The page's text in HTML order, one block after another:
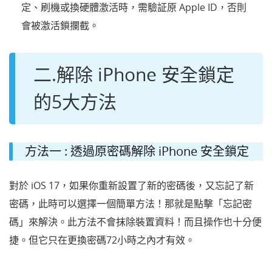
定、刷機或換硬體激活時，需驗証原 Apple ID，否則
會被激活鎖攔截。
二.解除 iPhone 安全鎖定
的5大方法
方法一 : 透過原密碼解除 iPhone 安全鎖定
對於 iOS 17，如果你重新設置了新的密碼後，又忘記了新
密碼，此時可以選擇一個簡單方法！那就是點擊「忘記密
碼」來解決。此方法不會抹除裝置資料！而且操作也十分便
捷。但它只在更換密碼72小時之內才有效。